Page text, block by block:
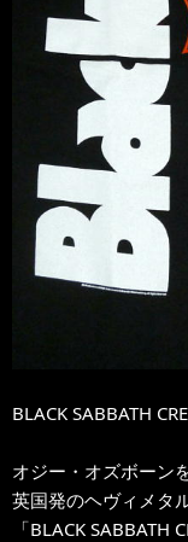
BLACK SABBATH
オジー・オズボーン
英国発のヘヴィメタ
「BLACK SABBATH